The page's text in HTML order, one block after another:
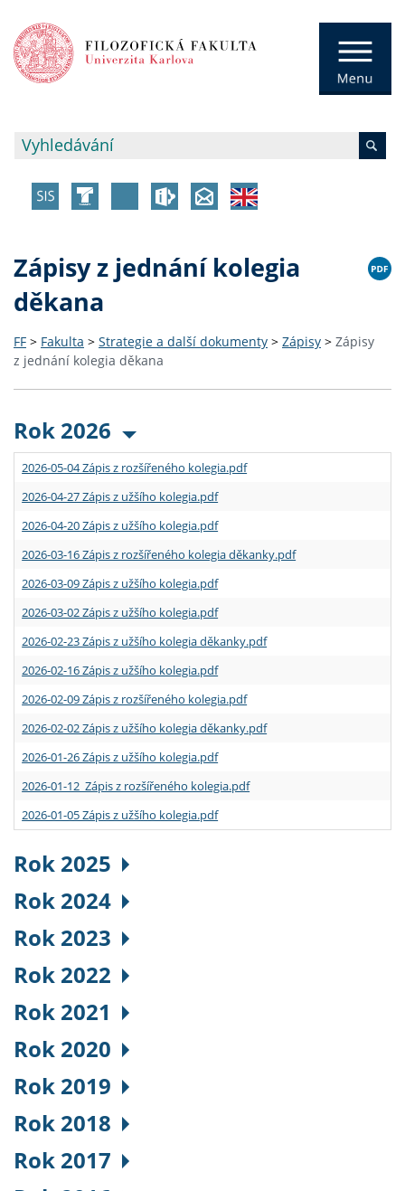
Zápisy z jednání kolegia
děkana
FF > Fakulta > Strategie a další dokumenty > Zápisy > Zápisy
z jednání kolegia děkana
Rok 2026
2026-05-04 Zápis z rozšířeného kolegia.pdf
2026-04-27 Zápis z užšího kolegia.pdf
2026-04-20 Zápis z užšího kolegia.pdf
2026-03-16 Zápis z rozšířeného kolegia děkanky.pdf
2026-03-09 Zápis z užšího kolegia.pdf
2026-03-02 Zápis z užšího kolegia.pdf
2026-02-23 Zápis z užšího kolegia děkanky.pdf
2026-02-16 Zápis z užšího kolegia.pdf
2026-02-09 Zápis z rozšířeného kolegia.pdf
2026-02-02 Zápis z užšího kolegia děkanky.pdf
2026-01-26 Zápis z užšího kolegia.pdf
2026-01-12 Zápis z rozšířeného kolegia.pdf
2026-01-05 Zápis z užšího kolegia.pdf
Rok 2025
Rok 2024
Rok 2023
Rok 2022
Rok 2021
Rok 2020
Rok 2019
Rok 2018
Rok 2017